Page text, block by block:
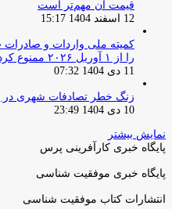
قیمت آن مهم‌تر است
12 اسفند 1404 15:17
کمیته ملی واردات و
را از ۱ آوریل ۲۰۲۶ ممنوع کرد
11 دی 1404 07:32
زنگ خطر تصادفات شهری در
10 دی 1404 23:49
نمایش بیشتر
پایگاه خبری کارآفرینی پرس
پایگاه خبری موفقیت شناسی
انتشارات کتاب موفقیت شناسی